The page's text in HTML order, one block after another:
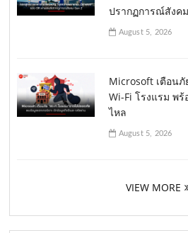
ปรากฏการณ์สังค
August 5, 2026
Microsoft เตือนภั
Wi-Fi โรงแรม พ
ไหล
August 5, 2026
VIEW MORE